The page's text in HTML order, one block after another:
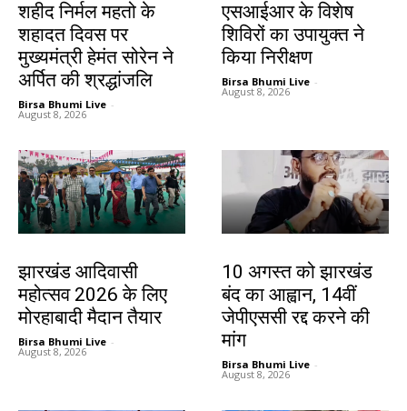
शहीद निर्मल महतो के
शहादत दिवस पर
मुख्यमंत्री हेमंत सोरेन ने
अर्पित की श्रद्धांजलि
Birsa Bhumi Live -
August 8, 2026
एसआईआर के विशेष
शिविरों का उपायुक्त ने
किया निरीक्षण
Birsa Bhumi Live -
August 8, 2026
झारखंड आदिवासी
महोत्सव 2026 के लिए
मोरहाबादी मैदान तैयार
Birsa Bhumi Live -
August 8, 2026
10 अगस्त को झारखंड
बंद का आह्वान, 14वीं
जेपीएससी रद्द करने की
मांग
Birsa Bhumi Live -
August 8, 2026